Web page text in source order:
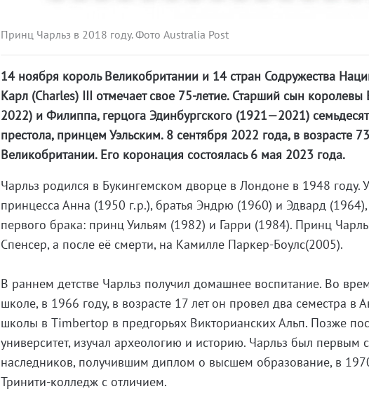
Принц Чарльз в 2018 году. Фото Australia Post
14 ноября король Великобритании и 14 стран Содружества
Карл (Charles) III отмечает свое 75-летие. Старший сын
2022) и Филиппа, герцога Эдинбургского (1921—2021)
престола, принцем Уэльским. 8 сентября 2022 года, в возрасте
Великобритании. Его коронация состоялась 6 мая 2023 года.
Чарльз родился в Букингемском дворце в Лондоне в 1948 году. У
принцесса Анна (1950 г.р.), братья Эндрю (1960) и Эдвард
первого брака: принц Уильям (1982) и Гарри (1984). Принц
Спенсер, а после её смерти, на Камилле Паркер-Боулс(2005).
В раннем детстве Чарльз получил домашнее воспитание. Во
школе, в 1966 году, в возрасте 17 лет он провел два семестра в
школы в Timbertop в предгорьях Викторианских Альп. Позже
университет, изучал археологию и историю. Чарльз был первым
наследников, получившим диплом о высшем образование, в
Тринити-колледж с отличием.